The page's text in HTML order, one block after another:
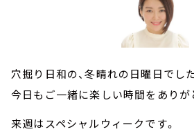
穴掘り日和の、冬晴れの日曜日でした
今日もご一緒に楽しい時間をありが
来週はスペシャルウィークです。